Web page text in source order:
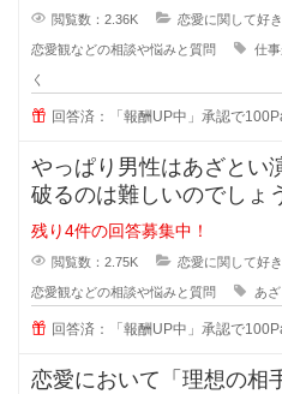
閲覧数：2.36K 恋愛に関して好
恋愛観などの相談や悩みと質問 仕
く
回答済：「報酬UP中」承認で
やっぱり男性はあざとい
破るのは難しいのでしょ
いうとちょっと隙を見せ
残り4件の回答募集中！
閲覧数：2.75K 恋愛に関して好
恋愛観などの相談や悩みと質問 あ
回答済：「報酬UP中」承認で
恋愛において「理想の相